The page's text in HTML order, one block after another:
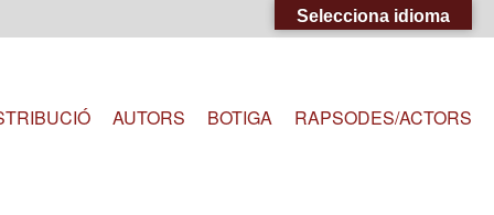
AUTORS BOTIGA RAPSODES/ACTORS
Selecciona idioma